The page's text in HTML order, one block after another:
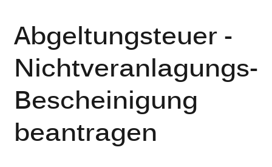
Abgeltungsteuer -
Nichtveranlagungs-
Bescheinigung
beantragen